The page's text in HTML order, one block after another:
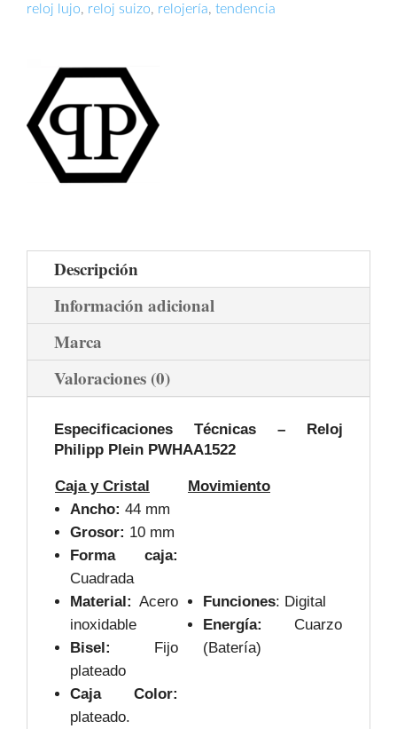
reloj lujo, reloj suizo, relojería, tendencia
Descripción
Información adicional
Marca
Valoraciones (0)
Especificaciones Técnicas – Reloj
Philipp Plein PWHAA1522
Caja y Cristal
Movimiento
Ancho: 44 mm
Grosor: 10 mm
Forma caja:
Cuadrada
Material: Acero
inoxidable
Bisel:
Fijo
plateado
Caja Color:
plateado.
Funciones: Digital
Energía:
Cuarzo
(Batería)